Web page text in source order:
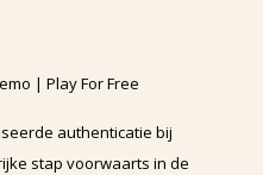
authenticatie bij
stap voorwaarts in de